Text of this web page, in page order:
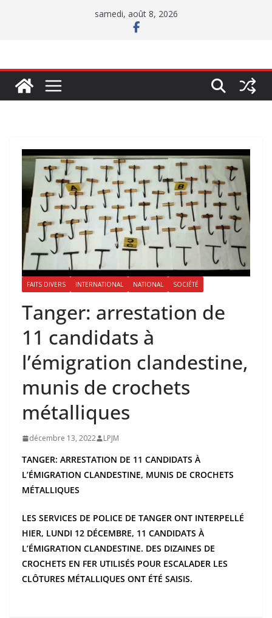
samedi, août 8, 2026
FAITS DIVERS INTERNATIONAL NATIONAL SOCIÉTÉ
Tanger: arrestation de
11 candidats à
l’émigration clandestine,
munis de crochets
métalliques
décembre 13, 2022 LPJM
TANGER: ARRESTATION DE 11 CANDIDATS À
L’ÉMIGRATION CLANDESTINE, MUNIS DE CROCHETS
MÉTALLIQUES
LES SERVICES DE POLICE DE TANGER ONT INTERPELLÉ
HIER, LUNDI 12 DÉCEMBRE, 11 CANDIDATS À
L’ÉMIGRATION CLANDESTINE. DES DIZAINES DE
CROCHETS EN FER UTILISÉS POUR ESCALADER LES
CLÔTURES MÉTALLIQUES ONT ÉTÉ SAISIS.